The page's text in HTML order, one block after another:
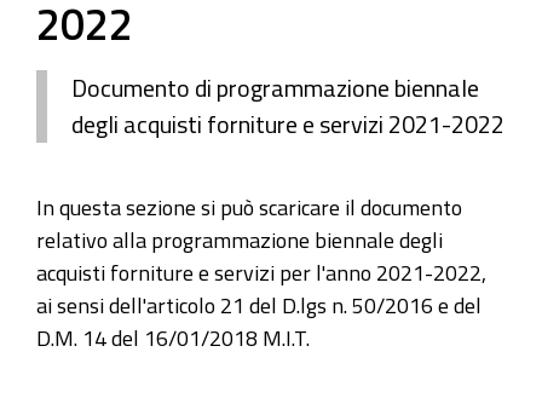
2022
Documento di programmazione biennale
degli acquisti forniture e servizi 2021-2022
In questa sezione si può scaricare il documento
relativo alla programmazione biennale degli
acquisti forniture e servizi per l'anno 2021-2022,
ai sensi dell'articolo 21 del D.lgs n. 50/2016 e del
D.M. 14 del 16/01/2018 M.I.T.